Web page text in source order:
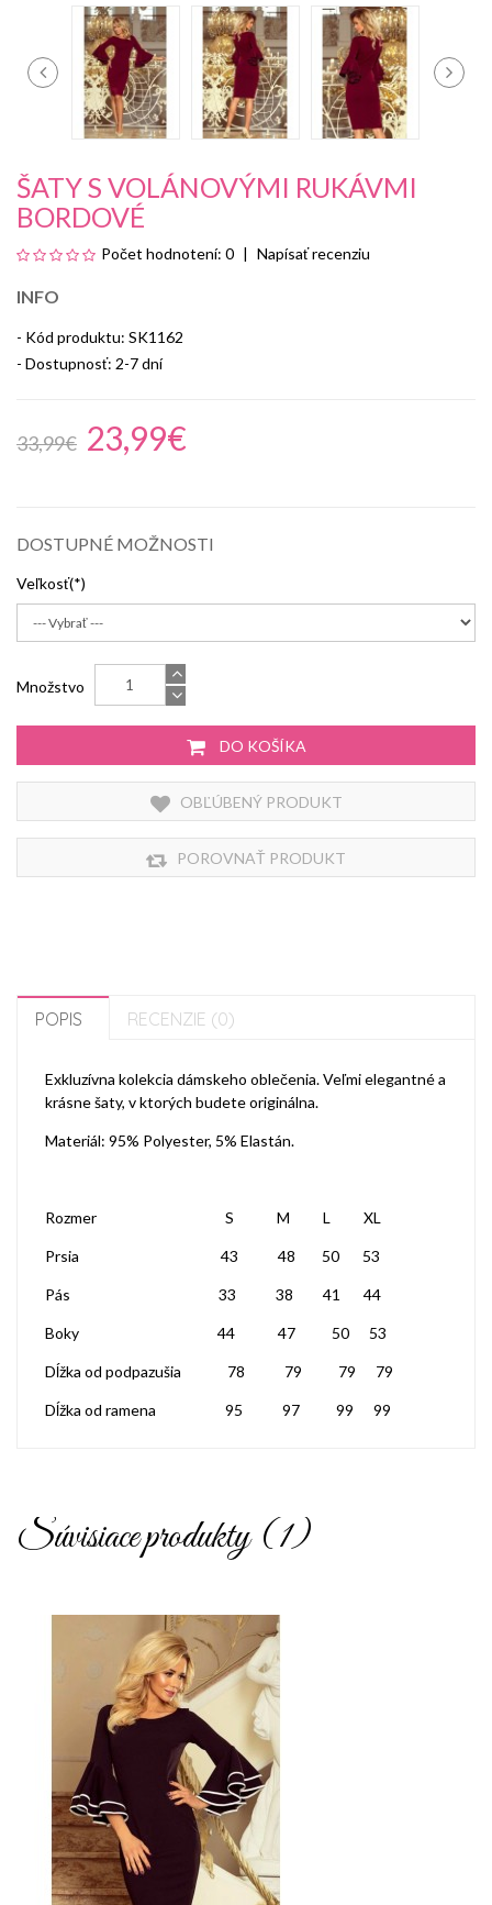
ŠATY S VOLÁNOVÝMI RUKÁVMI
BORDOVÉ
Počet hodnotení: 0 Napísať recenziu
INFO
- Kód produktu: SK1162
- Dostupnosť: 2-7 dní
33,99€ 23,99€
DOSTUPNÉ MOŽNOSTI
Veľkosť
Množstvo
DO KOŠÍKA
OBĽÚBENÝ PRODUKT
POROVNAŤ PRODUKT
POPIS RECENZIE (0)
Exkluzívna kolekcia dámskeho oblečenia. Veľmi elegantné a
krásne šaty, v ktorých budete originálna.
Materiál: 95% Polyester, 5% Elastán.
Rozmer S M L XL
Prsia 43 48 50 53
Pás 33 38 41 44
Boky 44 47 50 53
Dĺžka od podpazušia 78 79 79 79
Dĺžka od ramena 95 97 99 99
Súvisiace produkty (1)